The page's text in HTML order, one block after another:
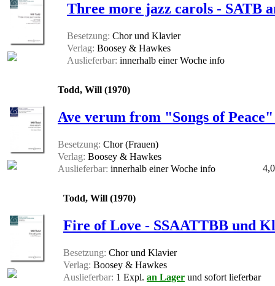
Three more jazz carols - SATB
Besetzung: Chor und Klavier
Verlag: Boosey & Hawkes
Auslieferbar: innerhalb einer Woche info
Todd, Will (1970)
Ave verum from "Songs of
Besetzung: Chor (Frauen)
Verlag: Boosey & Hawkes
Auslieferbar: innerhalb einer Woche info
Todd, Will (1970)
Fire of Love - SSAATTBB und
Besetzung: Chor und Klavier
Verlag: Boosey & Hawkes
Auslieferbar: 1 Expl. an Lager und sofort lieferbar